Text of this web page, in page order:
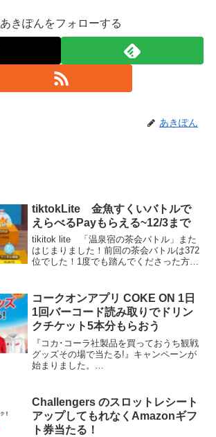
あきぽんをフォローする
あきぽん
tiktokLite 金魚すくいバトルで
えらべるPayもらえる~12/3まで
tikitok lite 「温泉宿の茶会バトル」また
はじまりました！前回の茶会バトルは372
位でした！1度でも踏んでくださった方あ
が、ご連絡いただければお礼させても
ら...
コークオンアプリ COKE ON 1日
1回バーコード読み取りでドリン
クチケット5本分もらおう
『コカ･コーラ社製品を買っておうち観戦
グッズその場で当たる!』キャンペーンが
始まりました。
バーコードを読み込むと1日1個スタンプ
もらえます。 Wチャンス...
Challengers のスロットレシート
アップしてもれなくAmazonギフ
ト券当たる！